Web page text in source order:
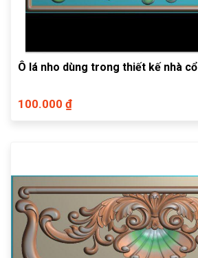
Ô lá nho dùng trong thiết kế nhà cổ
100.000 ₫